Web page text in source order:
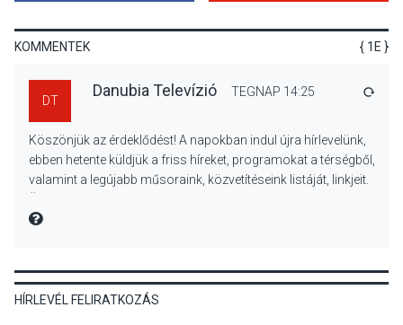
Különleges nyári élményt
kínálnak a szabadtéri
előadások a Skanzenben
KÖZÉLET 2026 AUG 05
Szeptembertől emelkednek
KOMMENTEK { 1E }
DT
Danubia Televízió TEGNAP 14:25
Köszönjük az érdeklődést! A napokban indul újra hírlevelünk,
ebben hetente küldjük a friss híreket, programokat a térségből,
valamint a legújabb műsoraink, közvetítéseink listáját, linkjeit.
MIRE MONDTA
HÍRLEVÉL FELIRATKOZÁS